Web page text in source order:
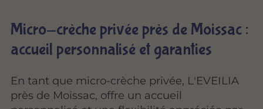
Micro-crèche privée près de Moissac :
accueil personnalisé et garanties
En tant que micro-crèche privée, L'EVEILIA
près de Moissac, offre un accueil